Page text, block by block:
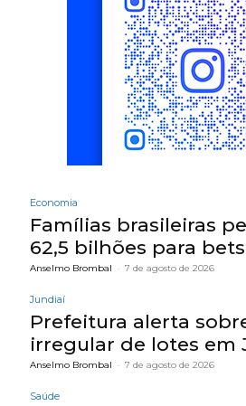
Economia
Famílias brasileiras
62,5 bilhões para
Anselmo Brombal - 7 de agosto de 2026
Jundiaí
Prefeitura alerta
irregular de lotes em
Anselmo Brombal - 7 de agosto de 2026
Saúde